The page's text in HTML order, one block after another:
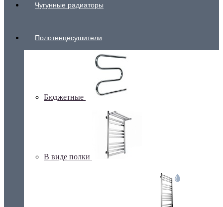
Чугунные радиаторы
Полотенцесушители
Бюджетные
В виде полки